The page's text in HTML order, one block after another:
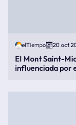
elTiempo 20 oct
El Mont Saint-
influenciada por